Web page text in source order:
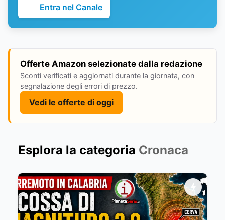
Entra nel Canale
Offerte Amazon selezionate dalla redazione
Sconti verificati e aggiornati durante la giornata, con
segnalazione degli errori di prezzo.
Vedi le offerte di oggi
Esplora la categoria Cronaca